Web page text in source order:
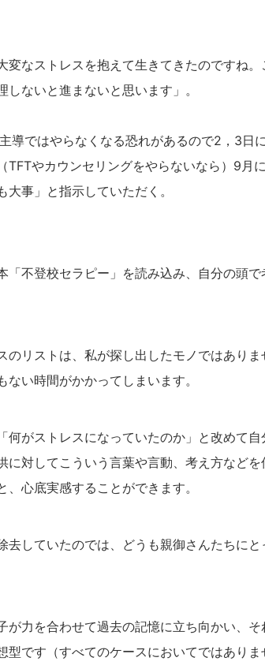
変なストレスを抱えて生きてきたのですね
しないと進まないと思います」。
導ではやらなくなる恐れがあるので2，3日
TFTやカウンセリングをやらないなら）9月
大事」と指示していただく。
「不登校セラピー」を読み込み、自分の頭
のリストは、私が探し出したモノではあり
ない時間がかかってしまいます。
何がストレスになっていたのか」と改めて
に対してこういう言葉や言動、考え方など
、心底実感することができます。
去していたのでは、どうも親御さんたちに
が力を合わせて過去の記憶に立ち向かい、そ
型です（すべてのケースにおいてではありま